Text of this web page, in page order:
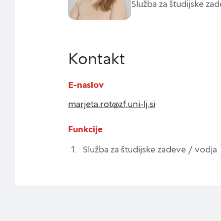
Služba za študijske
Kontakt
E-naslov
marjeta.rot@zf.uni-lj.si
Funkcije
Služba za študijske zadeve / vodja
Običajno so
te piškotke ali vas